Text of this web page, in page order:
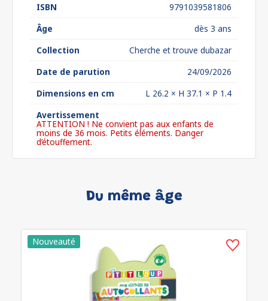
ISBN
9791039581806
Âge
dès 3 ans
Collection
Cherche et trouve dubazar
Date de parution
24/09/2026
Dimensions en cm
L 26.2 × H 37.1 × P 1.4
Avertissement
ATTENTION ! Ne convient pas aux enfants de
moins de 36 mois. Petits éléments. Danger
d’étouffement.
Du même âge